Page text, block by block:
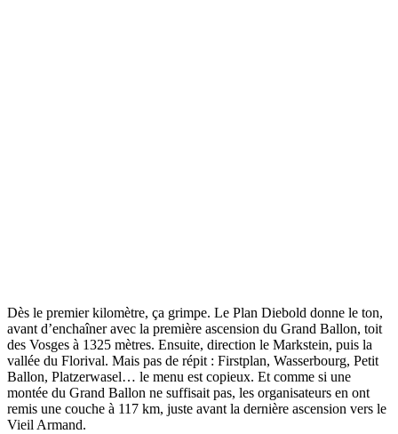
Dès le premier kilomètre, ça grimpe. Le Plan Diebold donne le ton,
avant d’enchaîner avec la première ascension du Grand Ballon, toit
des Vosges à 1325 mètres. Ensuite, direction le Markstein, puis la
vallée du Florival. Mais pas de répit : Firstplan, Wasserbourg, Petit
Ballon, Platzerwasel… le menu est copieux. Et comme si une
montée du Grand Ballon ne suffisait pas, les organisateurs en ont
remis une couche à 117 km, juste avant la dernière ascension vers le
Vieil Armand.